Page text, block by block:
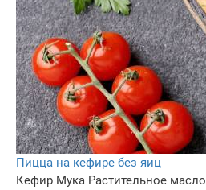
Пицца на кефире без яиц
Кефир Мука Растительное масло